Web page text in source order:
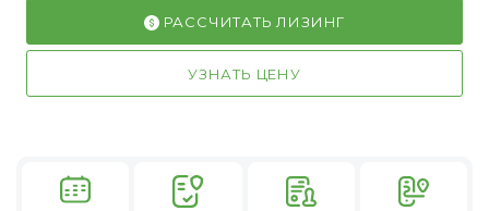
РАССЧИТАТЬ ЛИЗИНГ
УЗНАТЬ ЦЕНУ